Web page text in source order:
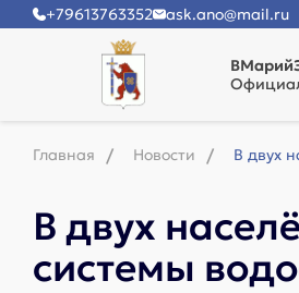
+79613763352 ask.ano@mail.ru
Главная Новости В двух
В двух
системы